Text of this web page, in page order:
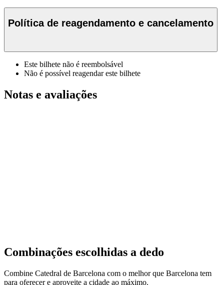
Política de reagendamento e cancelamento
Este bilhete não é reembolsável
Não é possível reagendar este bilhete
Notas e avaliações
Combinações escolhidas a dedo
Combine Catedral de Barcelona com o melhor que Barcelona tem
para oferecer e aproveite a cidade ao máximo.